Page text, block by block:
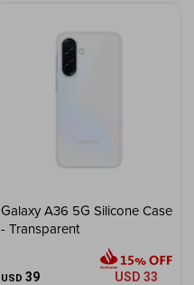
Galaxy A36 5G Silicone Case
- Transparent
USD 39 USD 33